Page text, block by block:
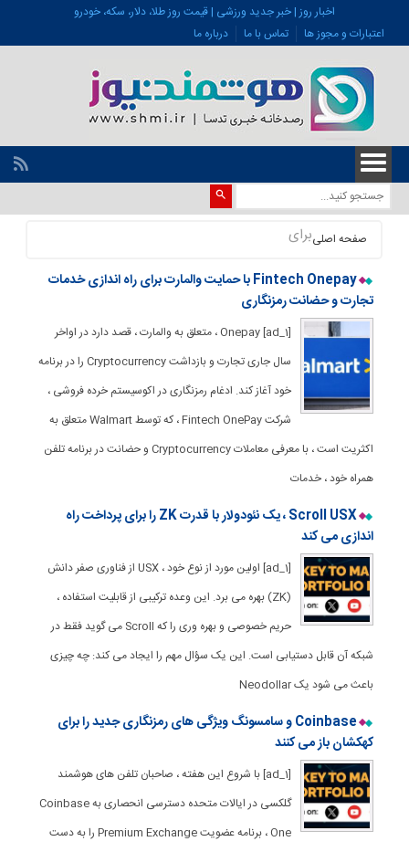
اخبار روز | خبر جدید ورزشی | قیمت روز طلا، دلار، سکه، خودرو
اعتبارات و مجوز ها
تماس با ما درباره ما
صفحه اصلیبرای
Fintech Onepay با حمایت والمارت برای راه اندازی خدمات
تجارت و حضانت رمزنگاری
[ad_1] Onepay ، متعلق به والمارت ، قصد دارد در اواخر
سال جاری تجارت و بازداشت Cryptocurrency را در برنامه
خود آغاز کند. ادغام رمزنگاری در اکوسیستم خرده فروشی ،
شرکت Fintech OnePay ، که توسط Walmart متعلق به
اکثریت است ، با معرفی معاملات Cryptocurrency و حضانت در برنامه تلفن
همراه خود ، خدمات
Scroll USX ، یک نئودولار با قدرت ZK را برای پرداخت راه
اندازی می کند
[ad_1] اولین مورد از نوع خود ، USX از فناوری صفر دانش
(ZK) بهره می برد. این وعده ترکیبی از قابلیت استفاده ،
حریم خصوصی و بهره وری را که Scroll می گوید فقط در
شبکه آن قابل دستیابی است. این یک سؤال مهم را ایجاد می کند: چه چیزی
باعث می شود یک Neodollar
Coinbase و سامسونگ ویژگی های رمزنگاری جدید را برای
کهکشان باز می کنند
[ad_1] با شروع این هفته ، صاحبان تلفن های هوشمند
گلکسی در ایالات متحده دسترسی انحصاری به Coinbase
One ، برنامه عضویت Premium Exchange را به دست